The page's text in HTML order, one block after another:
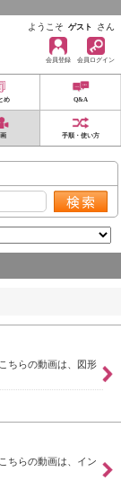
ようこそ ゲスト さん
会員登録 会員ログイン
め Q&A
手順・使い方
ちらの動画は、図形
ちらの動画は、イン